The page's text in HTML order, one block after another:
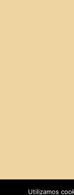
Utilizamos